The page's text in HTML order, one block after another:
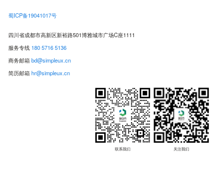
蜀ICP备19041017号
四川省成都市高新区新裕路501博雅城市广场C座1111
服务专线 180 5716 5136
商务邮箱bd@simpleux.cn
简历邮箱hr@simpleux.cn
联系我们 关注我们